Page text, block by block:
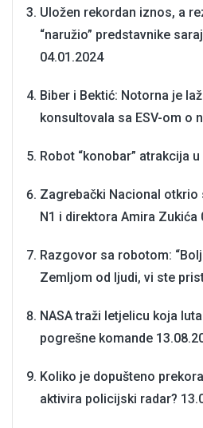
Uložen rekordan iznos, a
“naružio” predstavnike
04.01.2024
Biber i Bektić: Notorna je
konsultovala sa ESV-om o
Robot “konobar” atrakcija u
Zagrebački Nacional
N1 i direktora Amira Zukića
Razgovor sa robotom:
Zemljom od ljudi, vi ste
NASA traži letjelicu koja
pogrešne komande
Koliko je dopušteno
aktivira policijski radar?